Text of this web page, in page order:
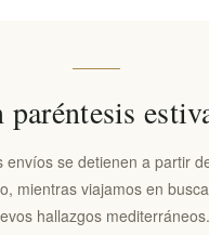
Información
Mi cuenta
paréntesis
envíos se detienen a partir
mientras viajamos en
hallazgos mediterráneos.